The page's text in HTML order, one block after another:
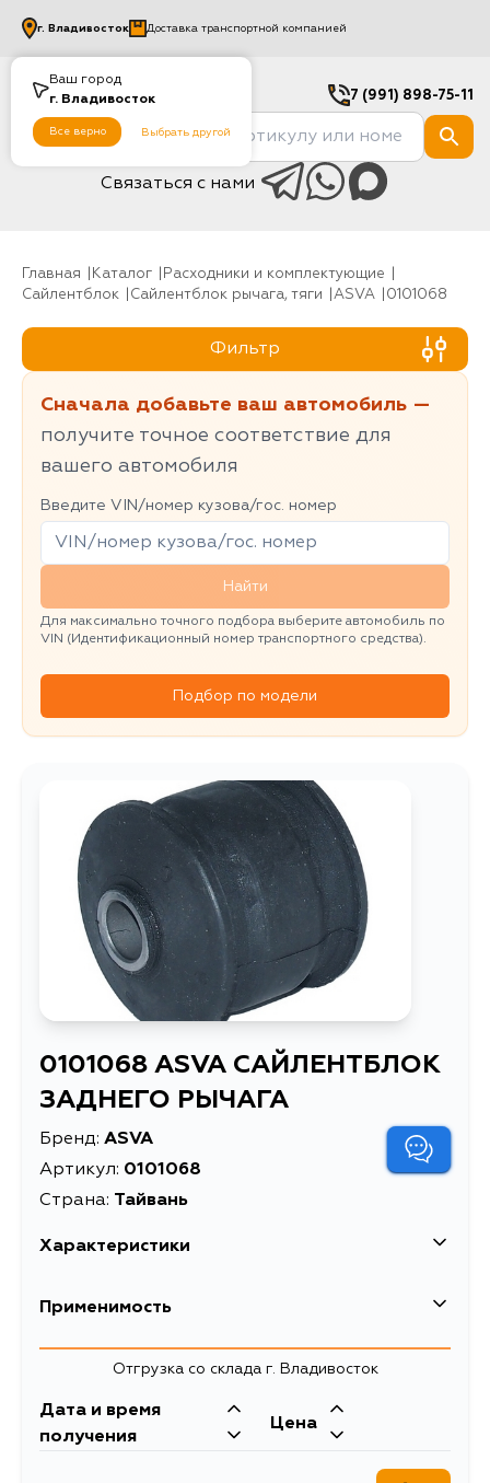
Ваш город
г. Владивосток
Все верно Выбрать другой
г. Владивосток Доставка транспортной компанией
7 (991) 898-75-11
Связаться с нами
Главная Каталог
Расходники и комплектующие
Сайлентблок
Сайлентблок рычага, тяги ASVA 0101068
Фильтр
Сначала добавьте ваш автомобиль —
получите точное соответствие для
вашего автомобиля
Введите VIN/номер кузова/гос. номер
Найти
Для максимально точного подбора выберите автомобиль по
VIN (Идентификационный номер транспортного средства).
Подбор по модели
0101068 ASVA САЙЛЕНТБЛОК
ЗАДНЕГО РЫЧАГА
Бренд: ASVA
Артикул: 0101068
Страна: Тайвань
Характеристики
Масса, кг
Описание
Товарная группа
сайлентблоки рычагов
подвески
Применимость
Отгрузка со склада г. Владивосток
Дата и время
получения
Цена